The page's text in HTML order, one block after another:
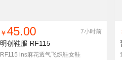
找同款 加入铺货单 收藏
￥45.00 7小时前
明创鞋服 RF115
RF115 ins麻花透气飞织鞋女鞋